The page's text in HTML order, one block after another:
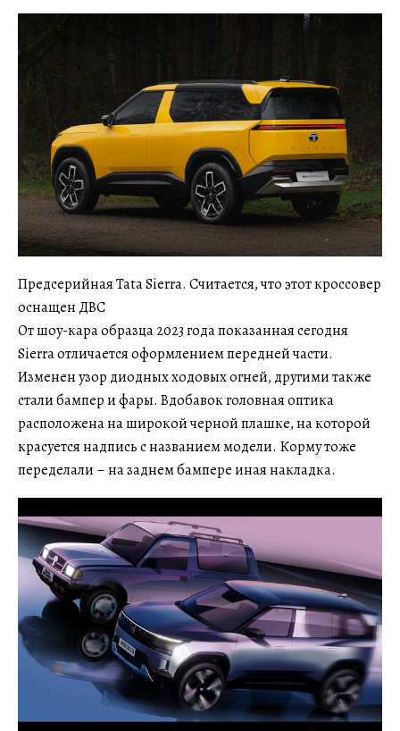
Предсерийная Tata Sierra. Считается, что этот кроссовер
оснащен ДВС
От шоу-кара образца 2023 года показанная сегодня
Sierra отличается оформлением передней части.
Изменен узор диодных ходовых огней, другими также
стали бампер и фары. Вдобавок головная оптика
расположена на широкой черной плашке, на которой
красуется надпись с названием модели. Корму тоже
переделали – на заднем бампере иная накладка.